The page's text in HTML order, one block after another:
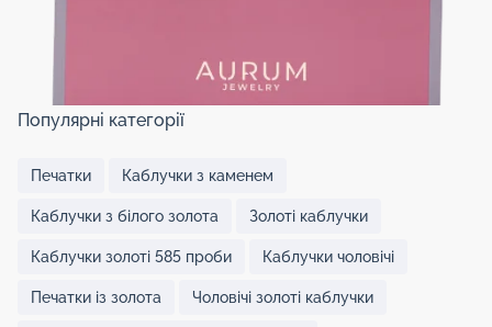
Популярні категорії
Печатки Каблучки з каменем
Каблучки з білого золота Золоті каблучки
Каблучки золоті 585 проби Каблучки чоловічі
Печатки із золота Чоловічі золоті каблучки